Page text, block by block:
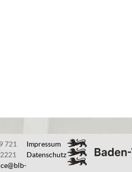
721
Impressum
Datenschutz